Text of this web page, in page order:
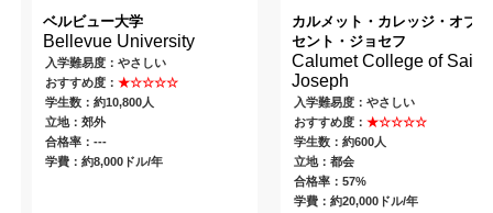
ベルビュー大学
Bellevue University
入学難易度：やさしい
おすすめ度：★☆☆☆☆
学生数：約10,800人
立地：郊外
合格率：---
学費：約8,000ドル/年
カルメット・カレッジ・オブ・
セント・ジョセフ
Calumet College of Saint
Joseph
入学難易度：やさしい
おすすめ度： ★☆☆☆☆
学生数：約600人
立地：都会
合格率：57%
学費：約20,000ドル/年